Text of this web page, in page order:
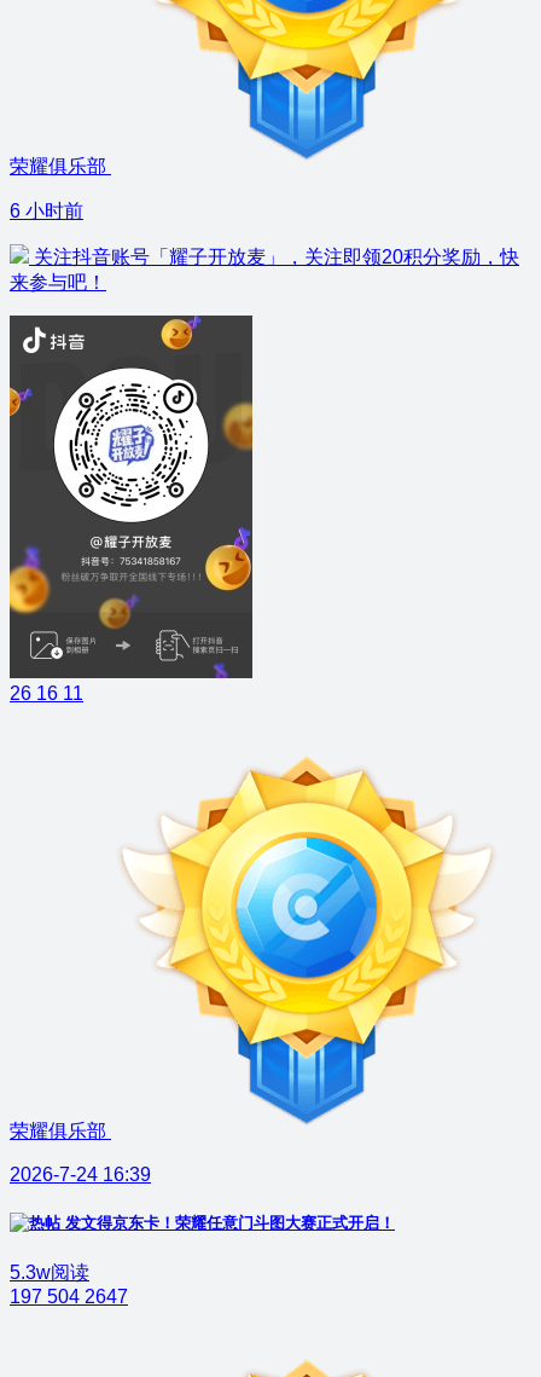
荣耀俱乐部
6 小时前
关注抖音账号「耀子开放麦」，关注即领20积分奖励，快
来参与吧！
26 16 11
荣耀俱乐部
2026-7-24 16:39
发文得京东卡！荣耀任意门斗图大赛正式开启！
5.3w阅读
197 504 2647